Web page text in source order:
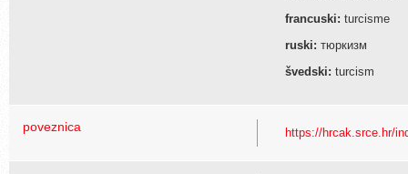
francuski: turcisme
ruski: тюркизм
švedski: turcism
poveznica https://hrcak.srce.hr/